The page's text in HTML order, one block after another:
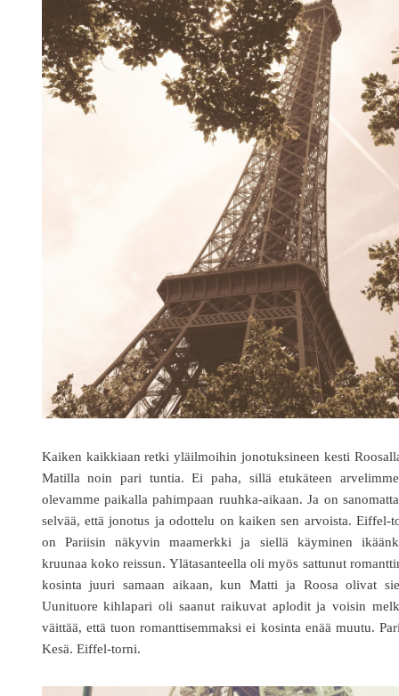
Kaiken kaikkiaan retki yläilmoihin jonotuksineen kesti
Matilla noin pari tuntia. Ei paha, sillä etukäteen
olevamme paikalla pahimpaan ruuhka-aikaan. Ja on
selvää, että jonotus ja odottelu on kaiken sen arvoista. Eiffel-
on Pariisin näkyvin maamerkki ja siellä käyminen
kruunaa koko reissun. Ylätasanteella oli myös sattunut
kosinta juuri samaan aikaan, kun Matti ja Roosa olivat
Uunituore kihlapari oli saanut raikuvat aplodit ja voisin
väittää, että tuon romanttisemmaksi ei kosinta enää muutu.
Kesä. Eiffel-torni.